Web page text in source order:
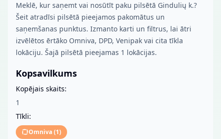
Meklē, kur saņemt vai nosūtīt paku pilsētā Gindulių k.?
Šeit atradīsi pilsētā pieejamos pakomātus un
saņemšanas punktus. Izmanto karti un filtrus, lai ātri
izvēlētos ērtāko Omniva, DPD, Venipak vai cita tīkla
lokāciju. Šajā pilsētā pieejamas 1 lokācijas.
Kopsavilkums
Kopējais skaits:
1
Tīkli:
Omniva(1)